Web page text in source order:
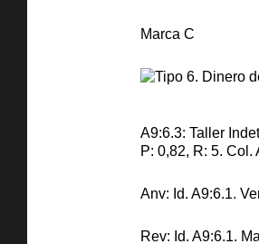
Marca C
A9:6.3: Taller
P: 0,82, R: 5. Col.
Anv: Id. A9:6.1.
Rev: Id. A9:6.1.